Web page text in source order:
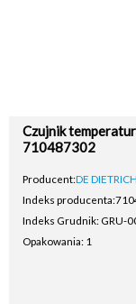
Czujnik
710487302
Producent:DE DIETRICH
Indeks producenta:
Indeks Grudnik: GRU-
Opakowania: 1